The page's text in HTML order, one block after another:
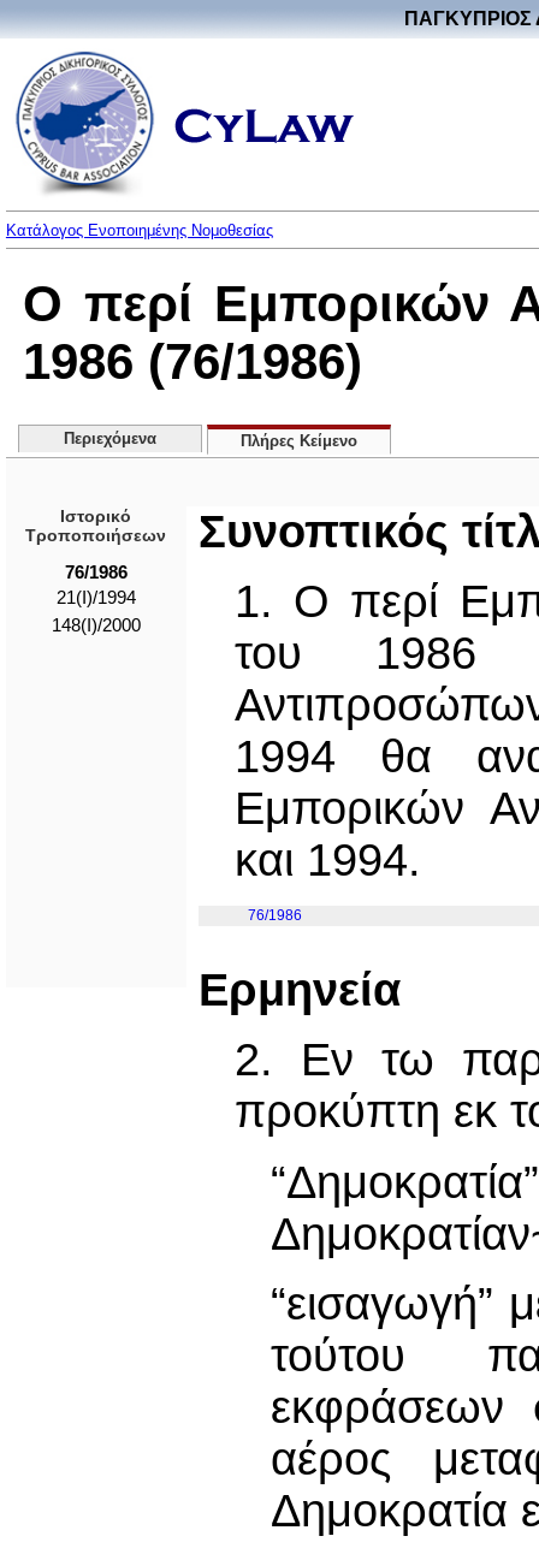
ΠΑΓΚΥΠΡΙΟΣ
Κατάλογος Ενοποιημένης Νομοθεσίας
Ο περί Εμπορικών
1986 (76/1986)
Περιεχόμενα Πλήρες Κείμενο
Ιστορικό
Τροποποιήσεων
76/1986
21(I)/1994
148(I)/2000
Συνοπτικός
1. Ο περί
του 1986
1994 θα
Εμπορικών
και 1994.
76/1986
Ερμηνεία
2. Εν τω
προκύπτη εκ
“εισαγωγή”
τούτου
εκφράσεων
αέρος
Δημοκρατία